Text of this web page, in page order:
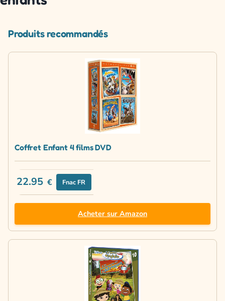
Produits recommandés
Coffret Enfant 4 films DVD
22.95 € Fnac FR
Acheter sur Amazon